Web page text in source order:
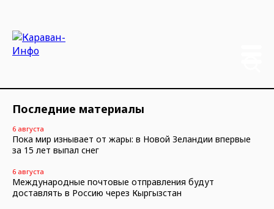
Последние материалы
6 августа
Пока мир изнывает от жары: в Новой Зеландии впервые
за 15 лет выпал снег
6 августа
Международные почтовые отправления будут
доставлять в Россию через Кыргызстан